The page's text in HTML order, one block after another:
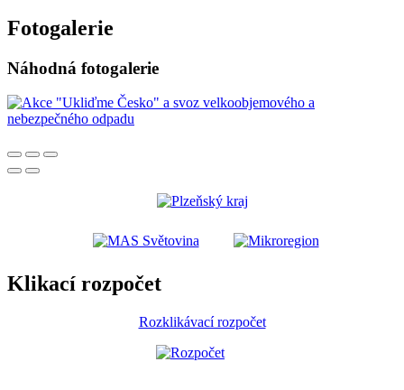
Fotogalerie
Náhodná fotogalerie
Klikací rozpočet
Rozklikávací rozpočet